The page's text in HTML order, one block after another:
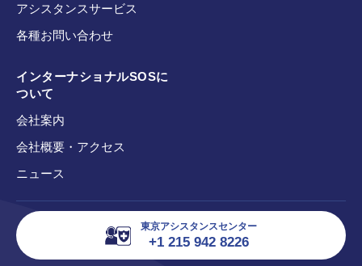
アシスタンスサービス
各種お問い合わせ
インターナショナルSOSに
ついて
会社案内
会社概要・アクセス
ニュース
東京アシスタンスセンター
+1 215 942 8226